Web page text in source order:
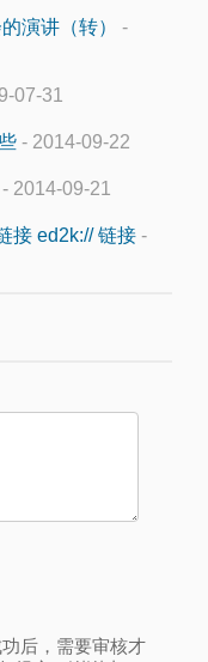
演讲（转）
-
07-31
- 2014-09-22
- 2014-09-21
接 ed2k:// 链接 -
后，需要审核才